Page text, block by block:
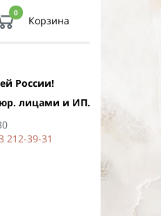
0
Корзина
России!
юр. лицами и ИП.
212-39-31